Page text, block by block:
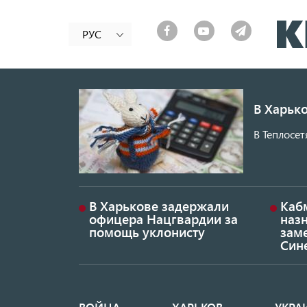
РУС
В
В
В Харькове задержали
офицера Нацгвардии за
помощь уклонисту